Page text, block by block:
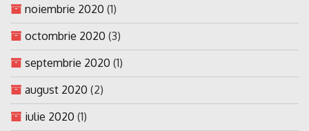
noiembrie 2020 (1)
octombrie 2020 (3)
septembrie 2020 (1)
august 2020 (2)
iulie 2020 (1)